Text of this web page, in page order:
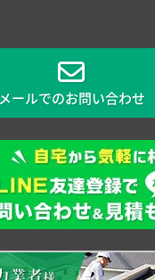
メールでのお問い合わせ